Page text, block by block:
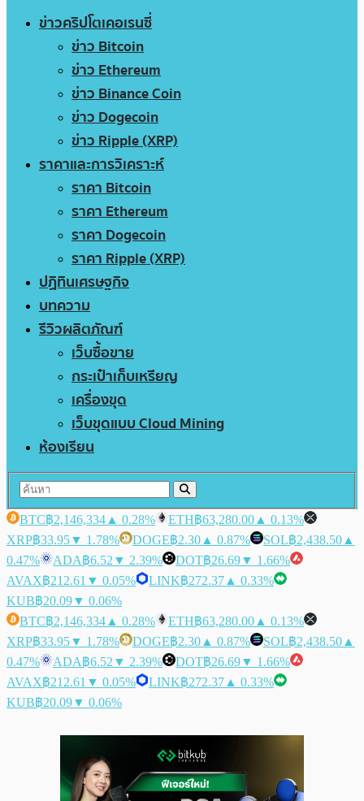
ข่าวคริปโตเคอเรนซี่
ข่าว Bitcoin
ข่าว Ethereum
ข่าว Binance Coin
ข่าว Dogecoin
ข่าว Ripple (XRP)
ราคาและการวิเคราะห์
ราคา Bitcoin
ราคา Ethereum
ราคา Dogecoin
ราคา Ripple (XRP)
ปฏิทินเศรษฐกิจ
บทความ
รีวิวผลิตภัณฑ์
เว็บซื้อขาย
กระเป๋าเก็บเหรียญ
เครื่องขุด
เว็บขุดแบบ Cloud Mining
ห้องเรียน
BTC฿2,146,334 ▲ 0.28% ETH฿63,280.00 ▲ 0.13%
XRP฿33.95▼ 1.78% DOGE฿2.30 ▲ 0.87% SOL฿2,438.50 ▲
0.47%
ADA฿6.52 ▼ 2.39% DOT฿26.69▼ 1.66%
AVAX฿212.61 ▼ 0.05% LINK฿272.37 ▲ 0.33%
KUB฿20.09▼ 0.06%
BTC฿2,146,334 ▲ 0.28% ETH฿63,280.00 ▲ 0.13%
XRP฿33.95▼ 1.78% DOGE฿2.30 ▲ 0.87% SOL฿2,438.50 ▲
0.47%
ADA฿6.52 ▼ 2.39% DOT฿26.69▼ 1.66%
AVAX฿212.61 ▼ 0.05% LINK฿272.37 ▲ 0.33%
KUB฿20.09▼ 0.06%